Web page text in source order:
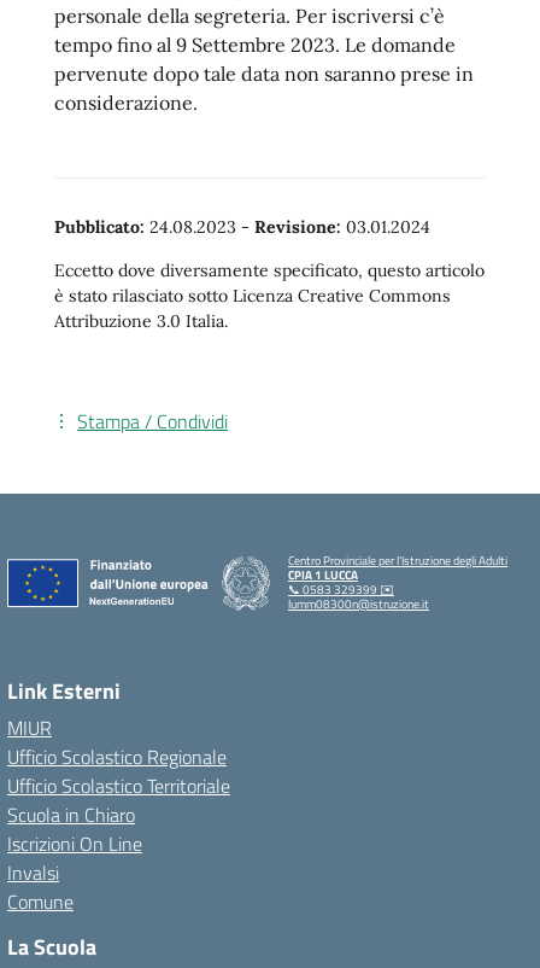
personale della segreteria. Per iscriversi c’è
tempo fino al 9 Settembre 2023. Le domande
pervenute dopo tale data non saranno prese in
considerazione.
Pubblicato: 24.08.2023 - Revisione: 03.01.2024
Eccetto dove diversamente specificato, questo articolo
è stato rilasciato sotto Licenza Creative Commons
Attribuzione 3.0 Italia.
Stampa / Condividi
Centro Provinciale per l'Istruzione degli Adulti
CPIA 1 LUCCA
📞 0583 329399 ✉️
lumm08300n@istruzione.it
Link Esterni
MIUR
Ufficio Scolastico Regionale
Ufficio Scolastico Territoriale
Scuola in Chiaro
Iscrizioni On Line
Invalsi
Comune
La Scuola